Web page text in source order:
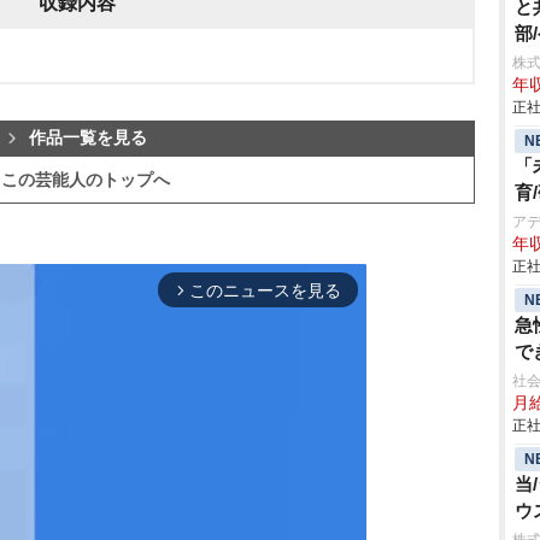
作品一覧を見る
この芸能人のトップへ
arrow_forward_ios このニュースを見る
と
部
株
年
正
育
ア
年
正
急
で
社
月
正
当
ウ